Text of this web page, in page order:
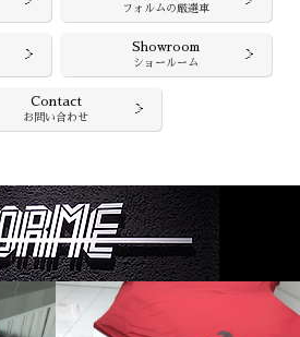
フォルムの厳選車
Showroom
ショールーム
Contact
お問い合わせ